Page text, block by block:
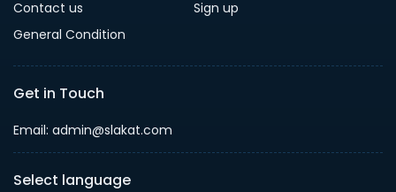
Contact us
Sign up
General Condition
Get in Touch
Email: admin@slakat.com
Select language